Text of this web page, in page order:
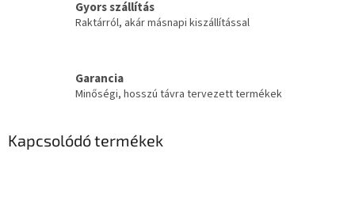
Gyors szállítás
Raktárról, akár másnapi kiszállítással
Garancia
Minőségi, hosszú távra tervezett termékek
Kapcsolódó termékek